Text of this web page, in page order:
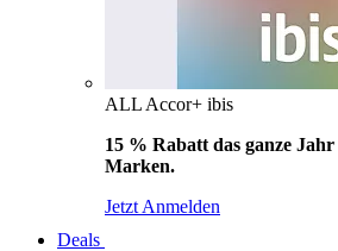
ALL Accor+ ibis
15 % Rabatt das ganze Jahr
Marken.
Jetzt Anmelden
Deals